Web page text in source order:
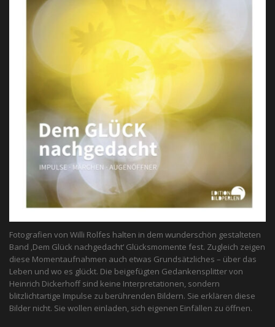
Fotografien von Willi Rolfes halten in dem wunderschön gestalteten
Band ‚Dem Glück nachgedacht‘ Glücksmomente fest. Zugleich zeigen
diese Momentaufnahmen auch etwas Grundsätzliches – über das
Leben und wo es glückt. Die beigefügten Gedankensplitter von
Heinrich Dickerhoff sind keine Interpretationen, sondern
blitzlichtartige Impulse zu berührenden Bildern. Sie erklären diese
Bilder nicht. Sie wollen einladen, sich eigenen Einfällen zu öffnen.